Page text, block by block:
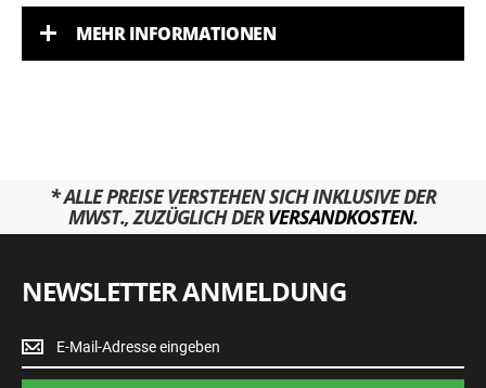
MEHR INFORMATIONEN
* ALLE PREISE VERSTEHEN SICH INKLUSIVE DER
MWST., ZUZÜGLICH DERVERSANDKOSTEN.
NEWSLETTER ANMELDUNG
Newsletter
Anmeldung